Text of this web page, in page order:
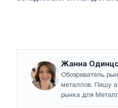
Жанна
Обозреватель
металлов. Пишу
рынка для